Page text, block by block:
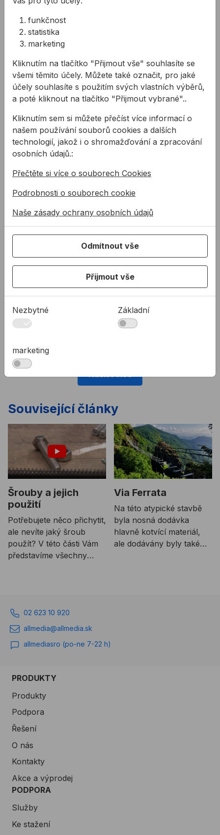
DIN912 A2 M8x12mm
Šroub imbusový s válcovou hlavou
DIN912 A2 M8x16mm
Kód:
BN01408016
DIN912 A2 M8x20mm
Kód:
BN01408020
Šroub imbusový s válcovou hlavou
DIN912 A2 M8x25mm
Kód: BN01408025
769,56 Kč
DIN912 A2 M8x30mm
Kód:
BN01408030
Šroub imbusový s válcovou hlavou
DIN912 A2 M8x35mm
Kód: BN01408035
1478,62 Kč
DIN912 A2 M8x40mm
1550,01 Kč
Šroub imbusový s válcovou hlavou
Kód: BN01408045
1743,61 Kč
DIN912 A2 M8x50mm
Kód:
1954,15 Kč
Šroub imbusový s válcovou hlavou
DIN912 A2 M8x55mm
Kód: BN01408055
Šroub imbusový s válcovou hlavou
DIN912 A2 M8x60mm
2324,41 Kč
Šroub imbusový s válcovou hlavou
DIN912 A2 M8x65mm
Kód:
BN01408065
2438,15 Kč
Související články
Šrouby a jejich
použití
Potřebujete něco přichytit,
ale nevíte jaký šroub
použít? V této části Vám
představíme všechny
Via Ferrata
Na této atypické stavbě
byla nosná dodávka
hlavně kotvící materiál,
ale dodávány byly také
02 623 10 920
allmedia@allmedia.sk
allmediasro (po-ne 7-22 h)
PRODUKTY
Produkty
Podpora
Řešení
O nás
Kontakty
Akce a výprodej
PODPORA
Služby
Ke stažení
funkčnost
statistika
marketing
Kliknutím na tlačítko "Přijmout vše" souhlasíte se
všemi těmito účely. Můžete také označit, pro jaké
účely souhlasíte s použitím svých vlastních výběrů,
a poté kliknout na tlačítko "Přijmout vybrané"..
Kliknutím sem si můžete přečíst více informací o
našem používání souborů cookies a dalších
technologií, jakož i o shromažďování a zpracování
osobních údajů.:
Přečtěte si více o souborech Cookies
Podrobnosti o souborech cookie
Naše zásady ochrany osobních údajů
Odmítnout vše
Přijmout vše
Nezbytné Základní
marketing